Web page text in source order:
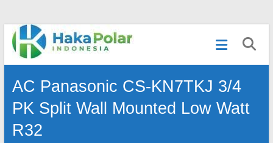
Skip
content
Telp
:
(021)
|
WA
:
081919232328
|
AC Panasonic CS-KN7TKJ 3/4
PK Split Wall Mounted Low Watt
R32